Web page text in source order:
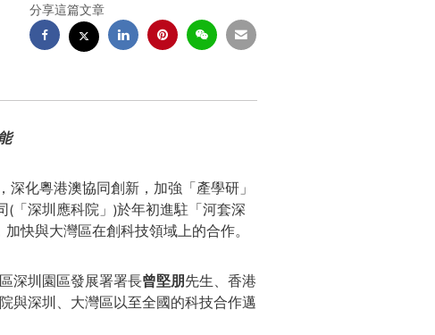
分享這篇文章
化粵港澳協同創新，加強「產學研」
「深圳應科院」)於年初進駐「河套深
快與大灣區在創科技領域上的合作。
深圳園區發展署署長曾堅朋先生、香港
與深圳、大灣區以至全國的科技合作邁